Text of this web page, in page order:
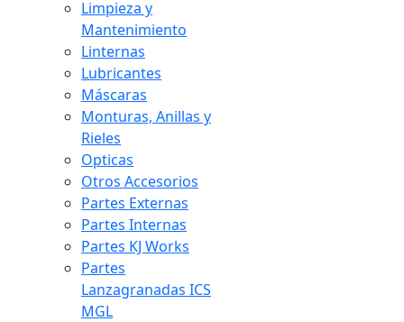
Limpieza y
Mantenimiento
Linternas
Lubricantes
Máscaras
Monturas, Anillas y
Rieles
Opticas
Otros Accesorios
Partes Externas
Partes Internas
Partes KJ Works
Partes
Lanzagranadas ICS
MGL